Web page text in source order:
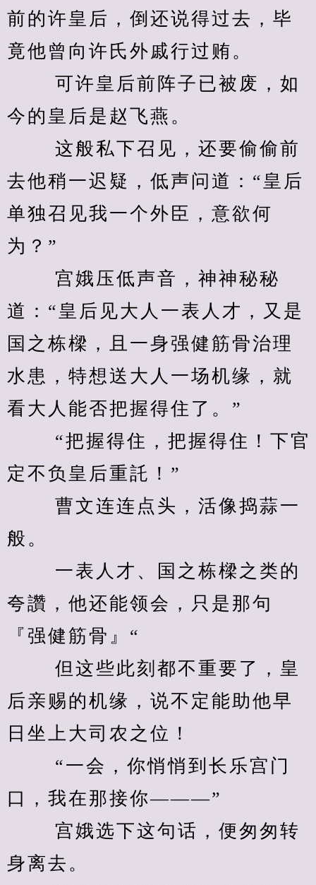
前的许皇后，倒还说得过去，毕
竟他曾向许氏外戚行过贿。
可许皇后前阵子已被废，如
今的皇后是赵飞燕。
这般私下召见，还要偷偷前
去他稍一迟疑，低声问道：“皇后
单独召见我一个外臣，意欲何
为？”
宫娥压低声音，神神秘秘
道：“皇后见大人一表人才，又是
国之栋樑，且一身强健筋骨治理
水患，特想送大人一场机缘，就
看大人能否把握得住了。”
“把握得住，把握得住！下官
定不负皇后重託！”
曹文连连点头，活像捣蒜一
般。
一表人才、国之栋樑之类的
夸讚，他还能领会，只是那句
『强健筋骨』“
但这些此刻都不重要了，皇
后亲赐的机缘，说不定能助他早
日坐上大司农之位！
“一会，你悄悄到长乐宫门
口，我在那接你———”
宫娥选下这句话，便匆匆转
身离去。